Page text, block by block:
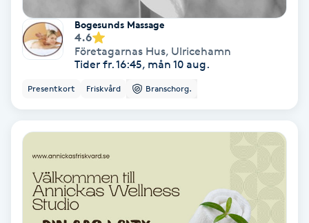
Fettreducering
Fotmassage
Fotsvamp
Bogesunds Massage
4.6
Företagarnas Hus, Ulricehamn
Tider fr. 16:45, mån 10 aug.
Presentkort Friskvård Branschorg.